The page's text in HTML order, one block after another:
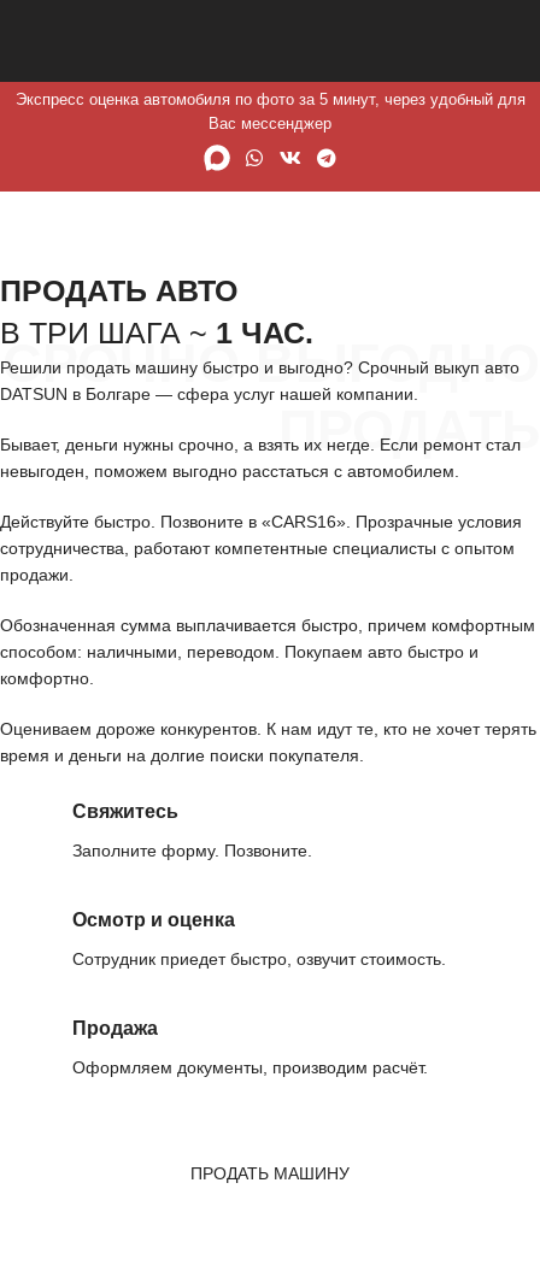
Экспресс оценка автомобиля по фото за 5 минут, через удобный для
Вас мессенджер
СРОЧНО ВЫГОДНО
ПРОДАТЬ
ПРОДАТЬ АВТО
В ТРИ ШАГА ~ 1 ЧАС.
Решили продать машину быстро и выгодно? Срочный выкуп авто
DATSUN в Болгаре — сфера услуг нашей компании.
Бывает, деньги нужны срочно, а взять их негде. Если ремонт стал
невыгоден, поможем выгодно расстаться с автомобилем.
Действуйте быстро. Позвоните в «CARS16». Прозрачные условия
сотрудничества, работают компетентные специалисты с опытом
продажи.
Обозначенная сумма выплачивается быстро, причем комфортным
способом: наличными, переводом. Покупаем авто быстро и
комфортно.
Оцениваем дороже конкурентов. К нам идут те, кто не хочет терять
время и деньги на долгие поиски покупателя.
Свяжитесь
Заполните форму. Позвоните.
Осмотр и оценка
Сотрудник приедет быстро, озвучит стоимость.
Продажа
Оформляем документы, производим расчёт.
ПРОДАТЬ МАШИНУ